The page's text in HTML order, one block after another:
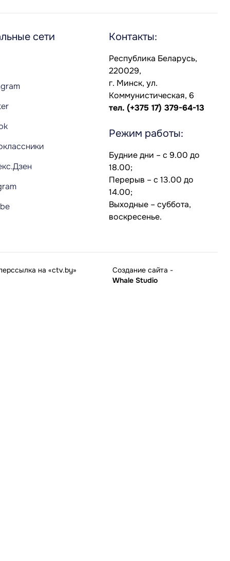
сети Контакты:
Республика Беларусь,
220029,
г. Минск, ул.
Коммунистическая, 6
тел. (+375 17) 379-64-13
Режим работы:
Будние дни – с 9.00 до
18.00;
Перерыв – с 13.00 до
14.00;
Выходные – суббота,
воскресенье.
на «ctv.by»
Создание сайта -
Whale Studio